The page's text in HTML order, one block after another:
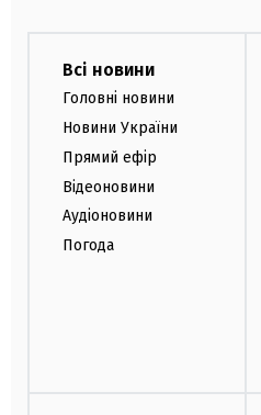
Всі новини
Головні новини
Новини України
Прямий ефір
Відеоновини
Аудіоновини
Погода